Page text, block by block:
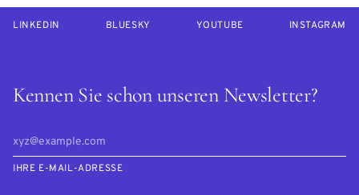
Kennen Sie schon unseren Newsletter?
IHRE E-MAIL-ADRESSE
LINKEDIN BLUESKY YOUTUBE INSTAGRAM